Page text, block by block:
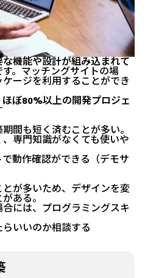
機能や設計が組み込まれて
す。マッチングサイトの場
ージを利用することができ
ほぼ80%以上の開発プロジェ
間も短く済むことが多い。
専門知識がなくても使いや
動作確認ができる（デモサ
が多いため、デザインを変
ある。
には、プログラミングスキ
いいのか相談する